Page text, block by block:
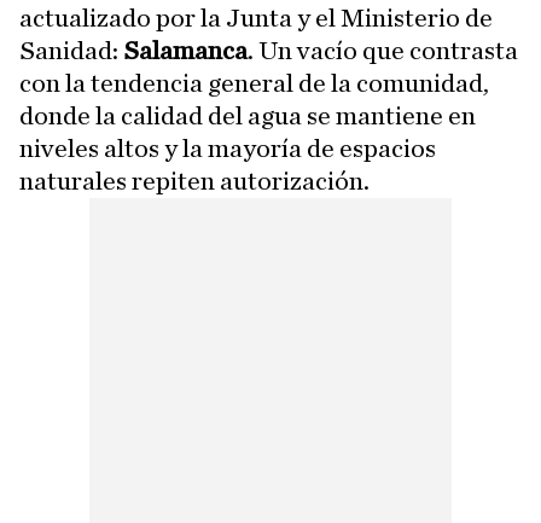
actualizado por la Junta y el Ministerio de
Sanidad: Salamanca. Un vacío que contrasta
con la tendencia general de la comunidad,
donde la calidad del agua se mantiene en
niveles altos y la mayoría de espacios
naturales repiten autorización.